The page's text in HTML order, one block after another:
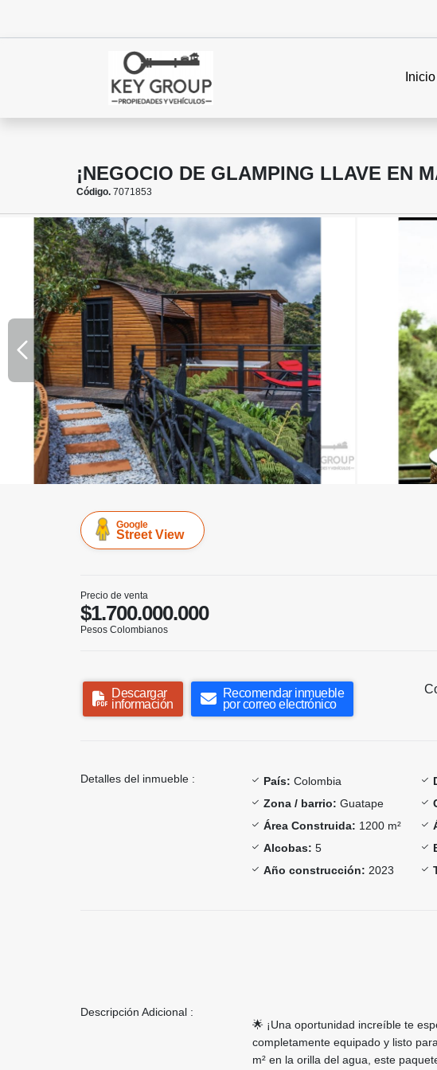
Inicio
¡NEGOCIO DE GLAMPING LLAVE EN
Código. 7071853
Google
Street View
Precio de venta
$1.700.000.000
Pesos Colombianos
Descargar
información
Recomendar inmueble
por correo electrónico
Detalles del inmueble : País: Colombia
Zona / barrio: Guatape
Área Construida: 1200 m²
Alcobas: 5
Año construcción: 2023
Descripción Adicional :
🌟 ¡Una oportunidad increíble te
completamente equipado y listo
m² en la orilla del agua, este